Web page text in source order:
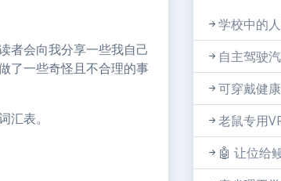
者会向我分享一些我自己
了一些奇怪且不合理的事
表。
学校中的
自主驾驶
可穿戴健
老鼠专用
🤖 让位给